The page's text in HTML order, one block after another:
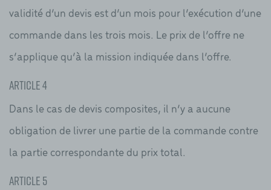
validité d’un devis est d’un mois pour l’exécution d’une
commande dans les trois mois. Le prix de l’offre ne
s’applique qu’à la mission indiquée dans l’offre.
Article 4
Dans le cas de devis composites, il n’y a aucune
obligation de livrer une partie de la commande contre
la partie correspondante du prix total.
Article 5